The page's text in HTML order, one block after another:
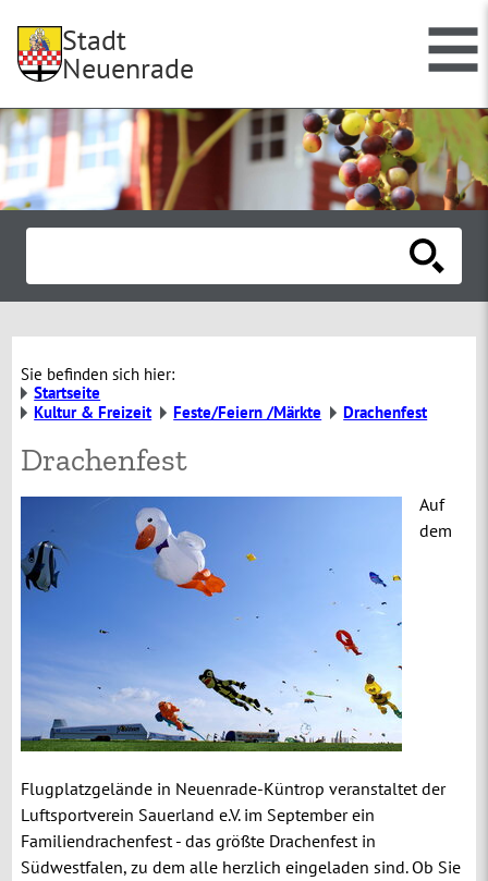
Stadt
Neuenrade
Sie befinden sich hier:
Startseite
Kultur & Freizeit
Feste/Feiern /Märkte Drachenfest
Drachenfest
Auf
dem
Flugplatzgelände in Neuenrade-Küntrop veranstaltet der
Luftsportverein Sauerland e.V. im September ein
Familiendrachenfest - das größte Drachenfest in
Südwestfalen, zu dem alle herzlich eingeladen sind. Ob Sie